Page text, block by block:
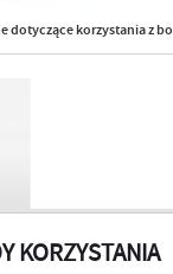
dotyczące korzystania z
KORZYSTANIA